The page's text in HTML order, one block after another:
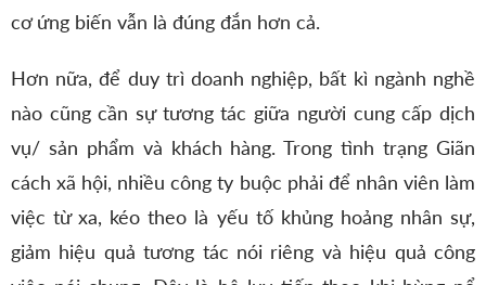
cơ ứng biến vẫn là đúng đắn hơn cả.
Hơn nữa, để duy trì doanh nghiệp, bất kì ngành nghề
nào cũng cần sự tương tác giữa người cung cấp dịch
vụ/ sản phẩm và khách hàng. Trong tình trạng Giãn
cách xã hội, nhiều công ty buộc phải để nhân viên làm
việc từ xa, kéo theo là yếu tố khủng hoảng nhân sự,
giảm hiệu quả tương tác nói riêng và hiệu quả công